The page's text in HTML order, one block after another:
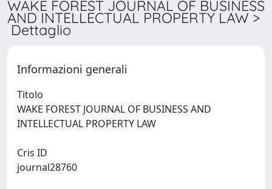
WAKE FOREST JOURNAL OF BUSINESS
AND INTELLECTUAL PROPERTY LAW >
Dettaglio
Informazioni generali
Titolo
WAKE FOREST JOURNAL OF BUSINESS AND
Cris ID